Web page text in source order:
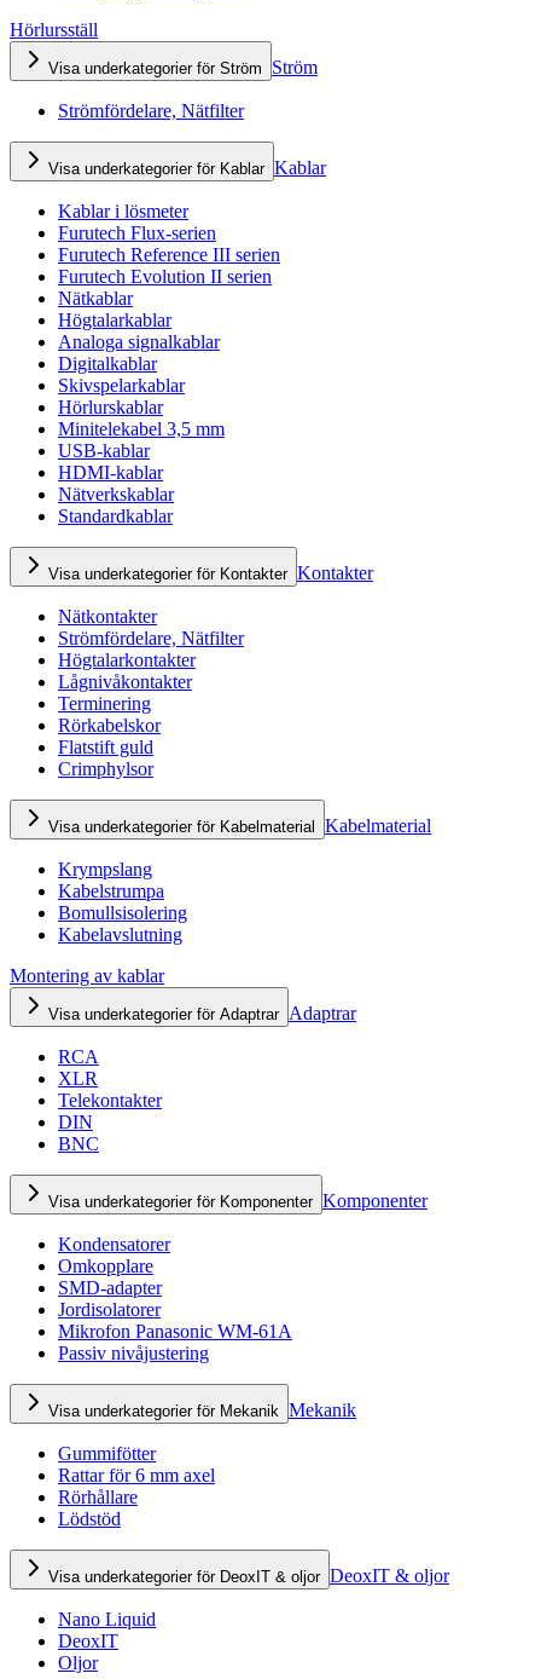
Hörlursställ
Visa underkategorier för Ström Ström
Strömfördelare, Nätfilter
Visa underkategorier för Kablar Kablar
Kablar i lösmeter
Furutech Flux-serien
Furutech Reference III serien
Furutech Evolution II serien
Nätkablar
Högtalarkablar
Analoga signalkablar
Digitalkablar
Skivspelarkablar
Hörlurskablar
Minitelekabel 3,5 mm
USB-kablar
HDMI-kablar
Nätverkskablar
Standardkablar
Visa underkategorier för Kontakter Kontakter
Nätkontakter
Strömfördelare, Nätfilter
Högtalarkontakter
Lågnivåkontakter
Terminering
Rörkabelskor
Flatstift guld
Crimphylsor
Visa underkategorier för Kabelmaterial Kabelmaterial
Krympslang
Kabelstrumpa
Bomullsisolering
Kabelavslutning
Montering av kablar
Visa underkategorier för Adaptrar Adaptrar
RCA
XLR
Telekontakter
DIN
BNC
Visa underkategorier för Komponenter Komponenter
Kondensatorer
Omkopplare
SMD-adapter
Jordisolatorer
Mikrofon Panasonic WM-61A
Passiv nivåjustering
Visa underkategorier för Mekanik Mekanik
Gummifötter
Rattar för 6 mm axel
Rörhållare
Lödstöd
Visa underkategorier för DeoxIT & oljor DeoxIT & oljor
Nano Liquid
DeoxIT
Oljor